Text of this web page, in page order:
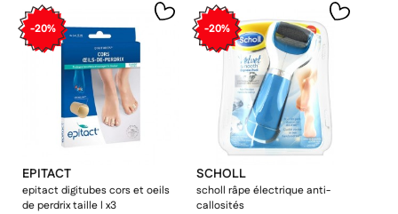
-20%
EPITACT
epitact digitubes cors et oeils
de perdrix taille l x3
-20%
SCHOLL
scholl râpe électrique anti-
callosités
((cancelText)) ((modalDeleteText))
Annuler Créer une liste d'envies
Annuler Connexion